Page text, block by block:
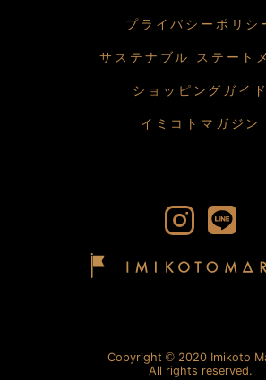
プライバシーポリシ
サステナブル ステート
ショッピングガイド
イミコトマガジン
Copyright
2020 Imikoto
All rights reserved.